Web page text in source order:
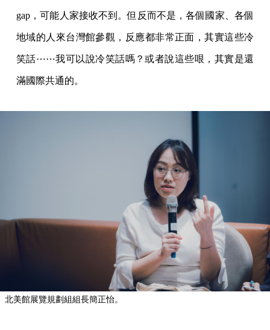
gap，可能人家接收不到。但反而不是，各個國家、各個
地域的人來台灣館參觀，反應都非常正面，其實這些冷
笑話⋯⋯我可以說冷笑話嗎？或者說這些哏，其實是還
滿國際共通的。
北美館展覽規劃組組長簡正怡。